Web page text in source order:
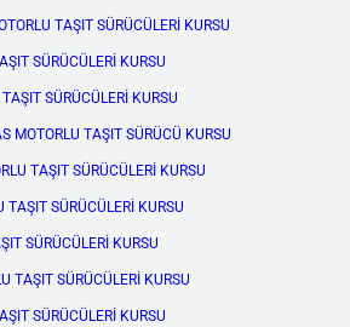
TAŞIT SÜRÜCÜLERİ KURSU
SÜRÜCÜLERİ KURSU
SÜRÜCÜLERİ KURSU
MOTORLU TAŞIT SÜRÜCÜ KURSU
TAŞIT SÜRÜCÜLERİ KURSU
SÜRÜCÜLERİ KURSU
SÜRÜCÜLERİ KURSU
TAŞIT SÜRÜCÜLERİ KURSU
SÜRÜCÜLERİ KURSU